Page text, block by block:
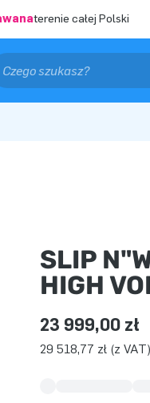
terenie całej Polski
SLIP
HIGH
23 999,00 zł
29 518,77 zł (z VAT)